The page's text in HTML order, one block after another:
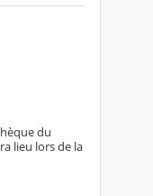
du
lieu lors de la